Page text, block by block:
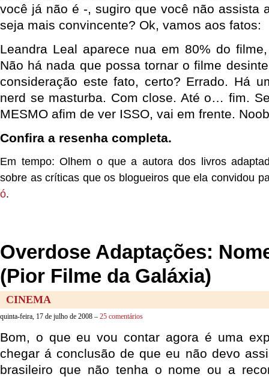
você já não é -, sugiro que você não assista
seja mais convincente? Ok, vamos aos fatos:
Leandra Leal aparece nua em 80% do
Não há nada que possa tornar o filme
consideração este fato, certo? Errado. Há
nerd se masturba. Com close. Até o… fim.
MESMO afim de ver ISSO, vai em frente.
Confira a resenha completa.
Em tempo: Olhem o que a autora dos livros
sobre as críticas que os blogueiros que ela convidou
ó.
Overdose Adaptações:
(Pior Filme da Galáxia)
CINEMA
quinta-feira, 17 de julho de 2008 – 25 comentários
Bom, o que eu vou contar agora é uma
chegar á conclusão de que eu não devo
brasileiro que não tenha o nome ou a